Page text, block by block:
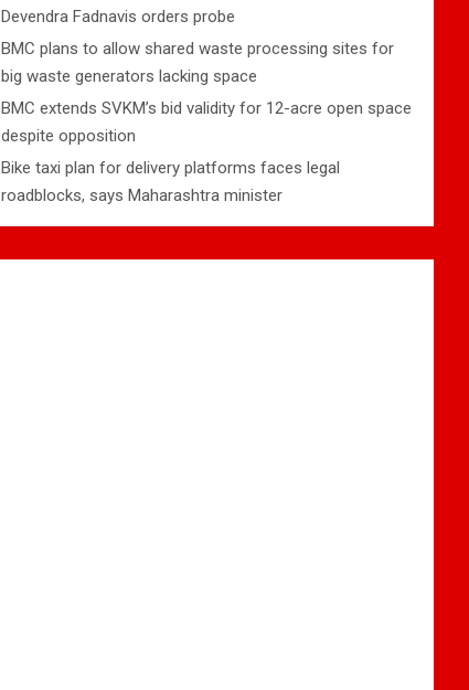
Devendra Fadnavis orders probe
BMC plans to allow shared waste processing sites for
big waste generators lacking space
BMC extends SVKM’s bid validity for 12-acre open space
despite opposition
Bike taxi plan for delivery platforms faces legal
roadblocks, says Maharashtra minister